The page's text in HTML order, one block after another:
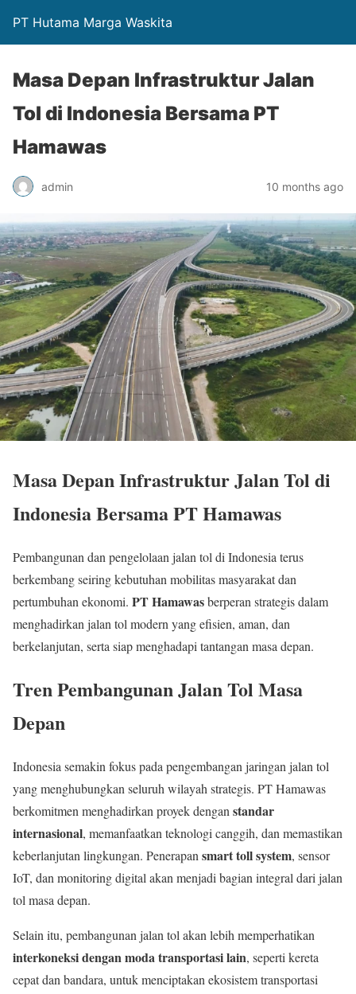
PT Hutama Marga Waskita
Masa Depan Infrastruktur Jalan
Tol di Indonesia Bersama PT
Hamawas
admin 10 months ago
Masa Depan Infrastruktur Jalan Tol di
Indonesia Bersama PT Hamawas
Pembangunan dan pengelolaan jalan tol di Indonesia terus
berkembang seiring kebutuhan mobilitas masyarakat dan
pertumbuhan ekonomi. PT Hamawasberperan strategis dalam
menghadirkan jalan tol modern yang efisien, aman, dan
berkelanjutan, serta siap menghadapi tantangan masa depan.
Tren Pembangunan Jalan Tol Masa
Depan
Indonesia semakin fokus pada pengembangan jaringan jalan tol
yang menghubungkan seluruh wilayah strategis. PT Hamawas
berkomitmen menghadirkan proyek denganstandar
internasional, memanfaatkan teknologi canggih, dan memastikan
keberlanjutan lingkungan. Penerapansmart toll system, sensor
IoT, dan monitoring digital akan menjadi bagian integral dari jalan
tol masa depan.
Selain itu, pembangunan jalan tol akan lebih memperhatikan
interkoneksi dengan moda transportasi lain, seperti kereta
cepat dan bandara, untuk menciptakan ekosistem transportasi